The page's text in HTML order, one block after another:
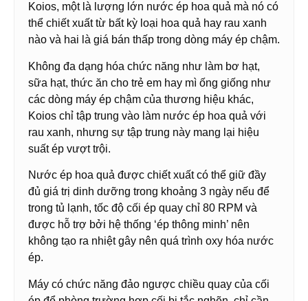
Koios, một là lượng lớn nước ép hoa quả mà nó có
thể chiết xuất từ bất kỳ loại hoa quả hay rau xanh
nào và hai là giá bán thấp trong dòng máy ép chậm.
Không đa dạng hóa chức năng như làm bơ hạt,
sữa hạt, thức ăn cho trẻ em hay mì ống giống như
các dòng máy ép chậm của thương hiệu khác,
Koios chỉ tập trung vào làm nước ép hoa quả với
rau xanh, nhưng sự tập trung này mang lại hiệu
suất ép vượt trội.
Nước ép hoa quả được chiết xuất có thể giữ đầy
đủ giá trị dinh dưỡng trong khoảng 3 ngày nếu để
trong tủ lạnh, tốc độ cối ép quay chỉ 80 RPM và
được hỗ trợ bởi hệ thống ‘ép thông minh’ nên
không tạo ra nhiệt gây nên quá trình oxy hóa nước
ép.
Máy có chức năng đảo ngược chiều quay của cối